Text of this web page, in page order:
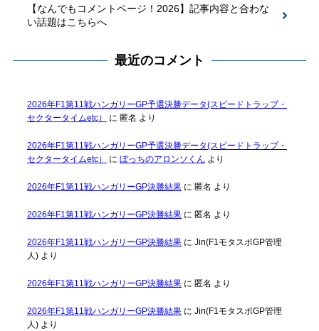
【なんでもコメントページ！2026】記事内容と合わな
い話題はこちらへ
最近のコメント
2026年F1第11戦ハンガリーGP予選決勝データ(スピードトラップ・
セクタータイムetc）
に 匿名 より
2026年F1第11戦ハンガリーGP予選決勝データ(スピードトラップ・
セクタータイムetc）
に ぼっちのアロンソくん より
2026年F1第11戦ハンガリーGP決勝結果に 匿名 より
2026年F1第11戦ハンガリーGP決勝結果に 匿名 より
2026年F1第11戦ハンガリーGP決勝結果に Jin(F1モタスポGP管理
人)より
2026年F1第11戦ハンガリーGP決勝結果に 匿名 より
2026年F1第11戦ハンガリーGP決勝結果に Jin(F1モタスポGP管理
人)より